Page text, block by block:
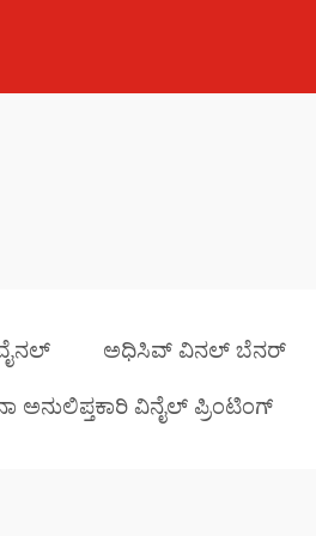
ಅಧಿಸಿವ್ ವಿನಲ್ ಬೆನರ್
ಅನುಲಿಪ್ತಕಾರಿ ವಿನೈಲ್ ಪ್ರಿಂಟಿಂಗ್